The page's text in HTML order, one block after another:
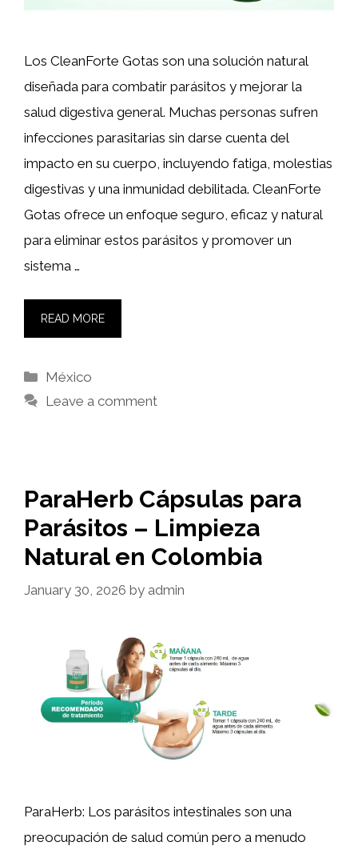
Los CleanForte Gotas son una solución natural
diseñada para combatir parásitos y mejorar la
salud digestiva general. Muchas personas sufren
infecciones parasitarias sin darse cuenta del
impacto en su cuerpo, incluyendo fatiga, molestias
digestivas y una inmunidad debilitada. CleanForte
Gotas ofrece un enfoque seguro, eficaz y natural
para eliminar estos parásitos y promover un
sistema …
READ MORE
Categories
México
Leave a comment
ParaHerb Cápsulas para
Parásitos – Limpieza
Natural en Colombia
January 30, 2026 by admin
ParaHerb: Los parásitos intestinales son una
preocupación de salud común pero a menudo